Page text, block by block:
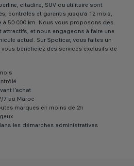
citadine, SUV ou utilitaire sont
contrôlés et garantis jusqu’à 12 mois,
à 50 000 km. Nous vous proposons des
et nous engageons à faire une
actuel. Sur Spoticar, vous faites un
bénéficiez des services exclusifs de
l’achat
7 au Maroc
marques en moins de 2h
les démarches administratives